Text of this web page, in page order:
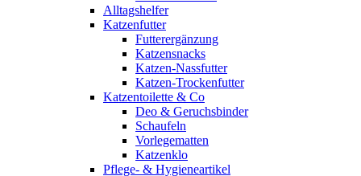
Alltagshelfer
Katzenfutter
Futterergänzung
Katzensnacks
Katzen-Nassfutter
Katzen-Trockenfutter
Katzentoilette & Co
Deo & Geruchsbinder
Schaufeln
Vorlegematten
Katzenklo
Pflege- & Hygieneartikel